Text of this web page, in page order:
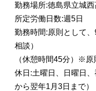
勤務場所:徳島県立城
所定労働日数:週5日
勤務時間:原則として
相談）
（休憩時間45分）※原
休日:土曜日、日曜日
から翌年1月3日まで）